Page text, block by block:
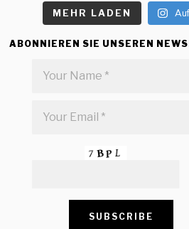
MEHR LADEN
ABONNIEREN SIE UNSEREN